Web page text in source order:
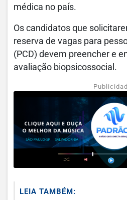
médica no país.
Os candidatos que
reserva de vagas para
(PCD) devem preencher e
avaliação biopsicossocial.
LEIA TAMBÉM: